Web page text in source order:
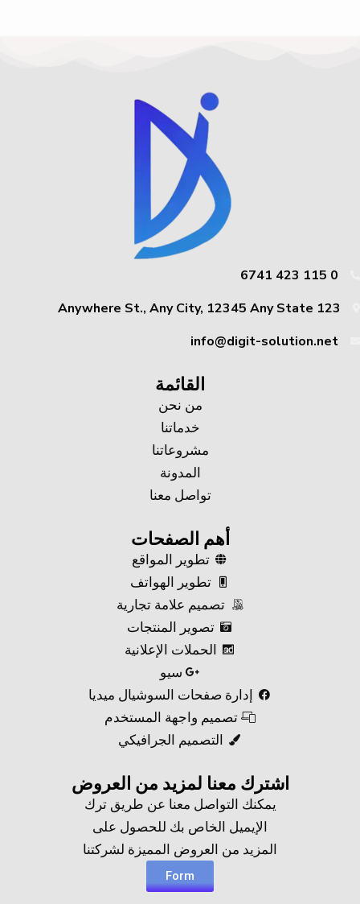
0 115 423 6741
123 Anywhere St., Any City, 12345 Any State
info@digit-solution.net
القائمة
من نحن
خدماتنا
مشروعاتنا
المدونة
تواصل معنا
أهم الصفحات
تطوير المواقع
تطوير الهواتف
تصميم علامة تجارية
تصوير المنتجات
الحملات الإعلانية
سيو
إدارة صفحات السوشيال ميديا
تصميم واجهة المستخدم
التصميم الجرافيكي
اشترك معنا لمزيد من العروض​
يمكنك التواصل معنا عن طريق ترك
الإيميل الخاص بك للحصول على
المزيد من العروض المميزة لشركتنا
Form